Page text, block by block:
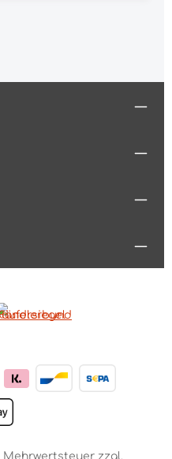
Mehrwertsteuer zzgl.